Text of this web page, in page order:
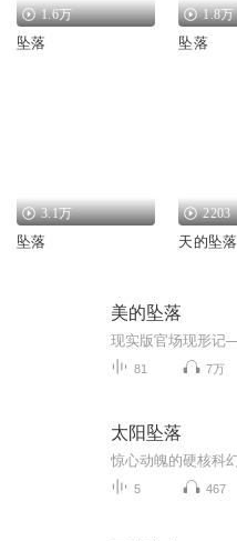
1.6万
坠落
1.8万
坠落
3.1万
坠落
2203
天的坠落
美的坠落
81 7万
太阳坠落
5 467